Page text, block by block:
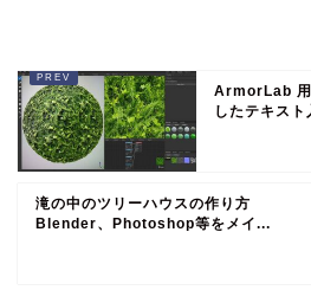
ArmorLab 用
したテキス
滝の中のツリーハウスの作り方
Blender、Photoshop等をメイ...